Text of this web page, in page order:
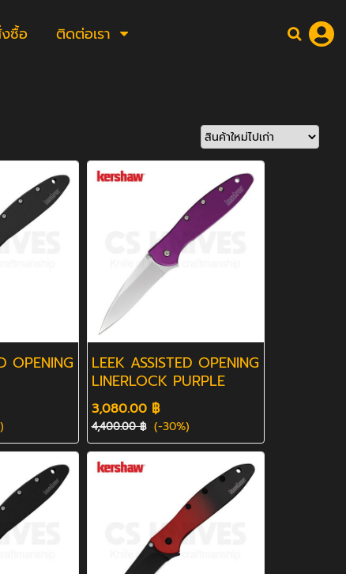
ซื้อ ติดต่อเรา
OPENING
LEEK ASSISTED OPENING
LINERLOCK PURPLE
3,080.00 ฿
4,400.00 ฿ (-30%)